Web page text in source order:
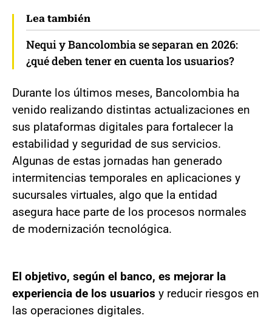
Lea también
Nequi y Bancolombia se separan en 2026:
¿qué deben tener en cuenta los usuarios?
Durante los últimos meses, Bancolombia ha
venido realizando distintas actualizaciones en
sus plataformas digitales para fortalecer la
estabilidad y seguridad de sus servicios.
Algunas de estas jornadas han generado
intermitencias temporales en aplicaciones y
sucursales virtuales, algo que la entidad
asegura hace parte de los procesos normales
de modernización tecnológica.
El objetivo, según el banco, es mejorar la
experiencia de los usuarios y reducir riesgos en
las operaciones digitales.